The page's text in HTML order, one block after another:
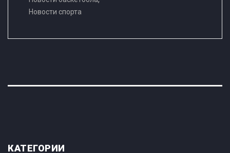
Новости спорта
КАТЕГОРИИ